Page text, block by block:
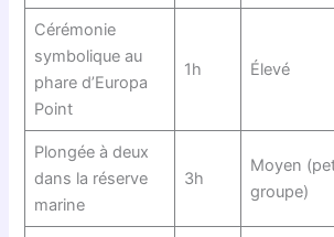
Cérémonie
symbolique au
phare d’Europa
Point
1h Élevé
Plongée à deux
dans la réserve
marine
3h
Moyen
groupe)